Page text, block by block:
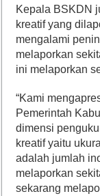
Kepala BSKDN
kreatif yang
mengalami
melaporkan
ini melaporkan
“Kami
Pemerintah
dimensi
kreatif yaitu
adalah jumlah
melaporkan
sekarang